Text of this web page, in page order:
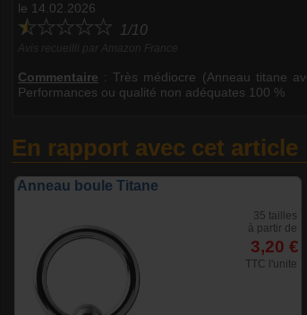
le 14.02.2026
1/10
Commentaire :Très médiocre (Anneau titane
Performances ou qualité non adéquates 100 %
En rapport avec cet article
Anneau boule Titane
35 tailles
à partir de
3,20 €
TTC l'unite